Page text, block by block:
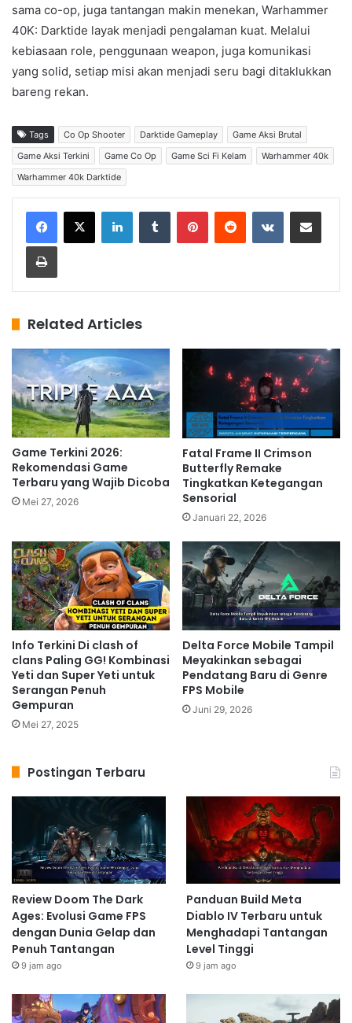
sama co-op, juga tantangan makin menekan, Warhammer
40K: Darktide layak menjadi pengalaman kuat. Melalui
kebiasaan role, penggunaan weapon, juga komunikasi
yang solid, setiap misi akan menjadi seru bagi ditaklukkan
bareng rekan.
Tags Co Op Shooter Darktide Gameplay
Game Aksi Brutal
Game Aksi Terkini
Game Co Op Game Sci Fi Kelam
Warhammer 40k
Warhammer 40k Darktide
Related Articles
Game Terkini 2026:
Rekomendasi Game
Terbaru yang Wajib Dicoba
Mei 27, 2026
Fatal Frame II Crimson
Butterfly Remake
Tingkatkan Ketegangan
Sensorial
Januari 22, 2026
Info Terkini Di clash of
clans Paling GG! Kombinasi
Yeti dan Super Yeti untuk
Serangan Penuh
Gempuran
Mei 27, 2025
Delta Force Mobile Tampil
Meyakinkan sebagai
Pendatang Baru di Genre
FPS Mobile
Juni 29, 2026
Postingan Terbaru
Review Doom The Dark
Ages: Evolusi Game FPS
dengan Dunia Gelap dan
Penuh Tantangan
9 jam ago
Panduan Build Meta
Diablo IV Terbaru untuk
Menghadapi Tantangan
Level Tinggi
9 jam ago